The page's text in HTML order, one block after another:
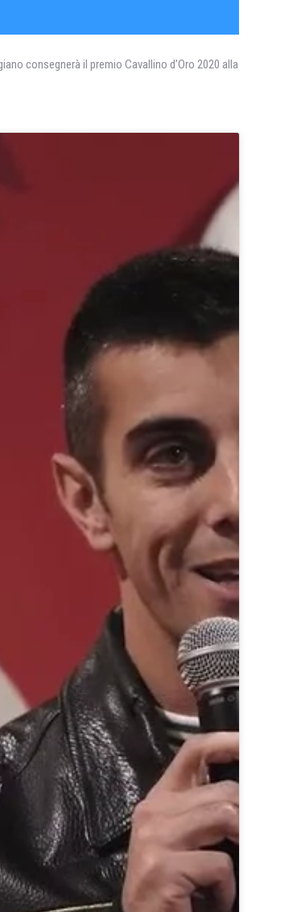
consegnerà il premio Cavallino d’Oro 2020 alla